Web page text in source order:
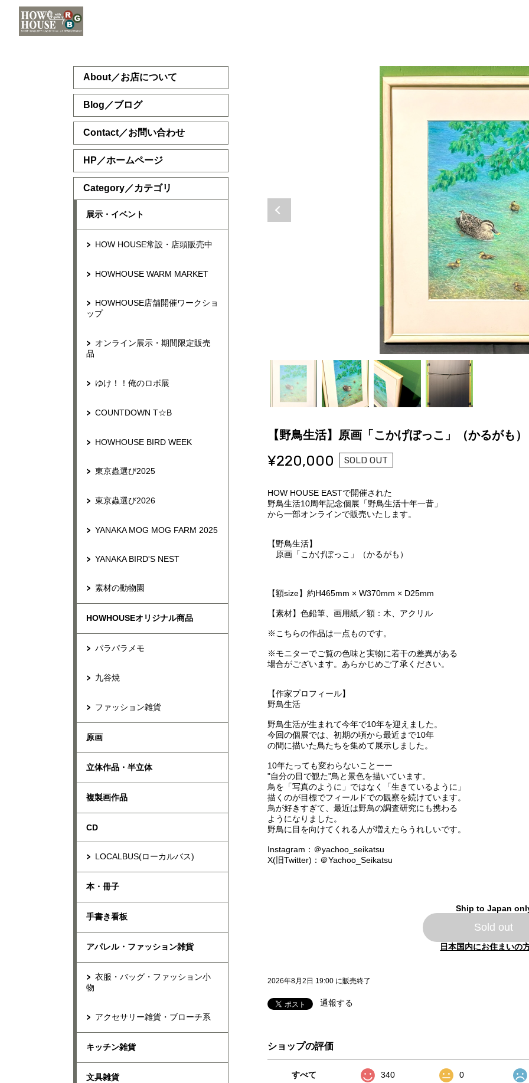
About／お店について
Blog／ブログ
Contact／お問い合わせ
HP／ホームページ
Category／カテゴリ
展示・イベント
HOW HOUSE常設・店頭販売中
HOWHOUSE WARM MARKET
HOWHOUSE店舗開催ワークショ
ップ
オンライン展示・期間限定販売
品
ゆけ！！俺のロボ展
COUNTDOWN T☆B
HOWHOUSE BIRD WEEK
東京蟲選び2025
東京蟲選び2026
YANAKA MOG MOG FARM 2025
YANAKA BIRD'S NEST
素材の動物園
HOWHOUSEオリジナル商品
パラパラメモ
九谷焼
ファッション雑貨
原画
立体作品・半立体
複製画作品
CD
LOCALBUS(ローカルバス)
本・冊子
手書き看板
アパレル・ファッション雑貨
衣服・バッグ・ファッション小
物
アクセサリー雑貨・ブローチ系
キッチン雑貨
文具雑貨
【野鳥生活】原画「こかげぼっこ」（かるがも）
¥220,000 SOLD OUT
HOW HOUSE EASTで開催された
野鳥生活10周年記念個展「野鳥生活十年一昔」
から一部オンラインで販売いたします。
【野鳥生活】
原画「こかげぼっこ」（かるがも）
【額size】約H465mm × W370mm × D25mm
【素材】色鉛筆、画用紙／額：木、アクリル
※こちらの作品は一点ものです。
※モニターでご覧の色味と実物に若干の差異がある
場合がございます。あらかじめご了承ください。
【作家プロフィール】
野鳥生活
野鳥生活が生まれて今年で10年を迎えました。
今回の個展では、初期の頃から最近まで10年
の間に描いた鳥たちを集めて展示しました。
10年たっても変わらないことーー
"自分の目で観た"鳥と景色を描いています。
鳥を「写真のように」ではなく「生きているように」
描くのが目標でフィールドでの観察を続けています。
鳥が好きすぎて、最近は野鳥の調査研究にも携わる
ようになりました。
野鳥に目を向けてくれる人が増えたらうれしいです。
Instagram：＠yachoo_seikatsu
X(旧Twitter)：＠Yachoo_Seikatsu
Ship to Japan
Sold out
日本国内にお住まいの
2026年8月2日 19:00 に販売終了
通報する
ショップの評価
すべて 340 0